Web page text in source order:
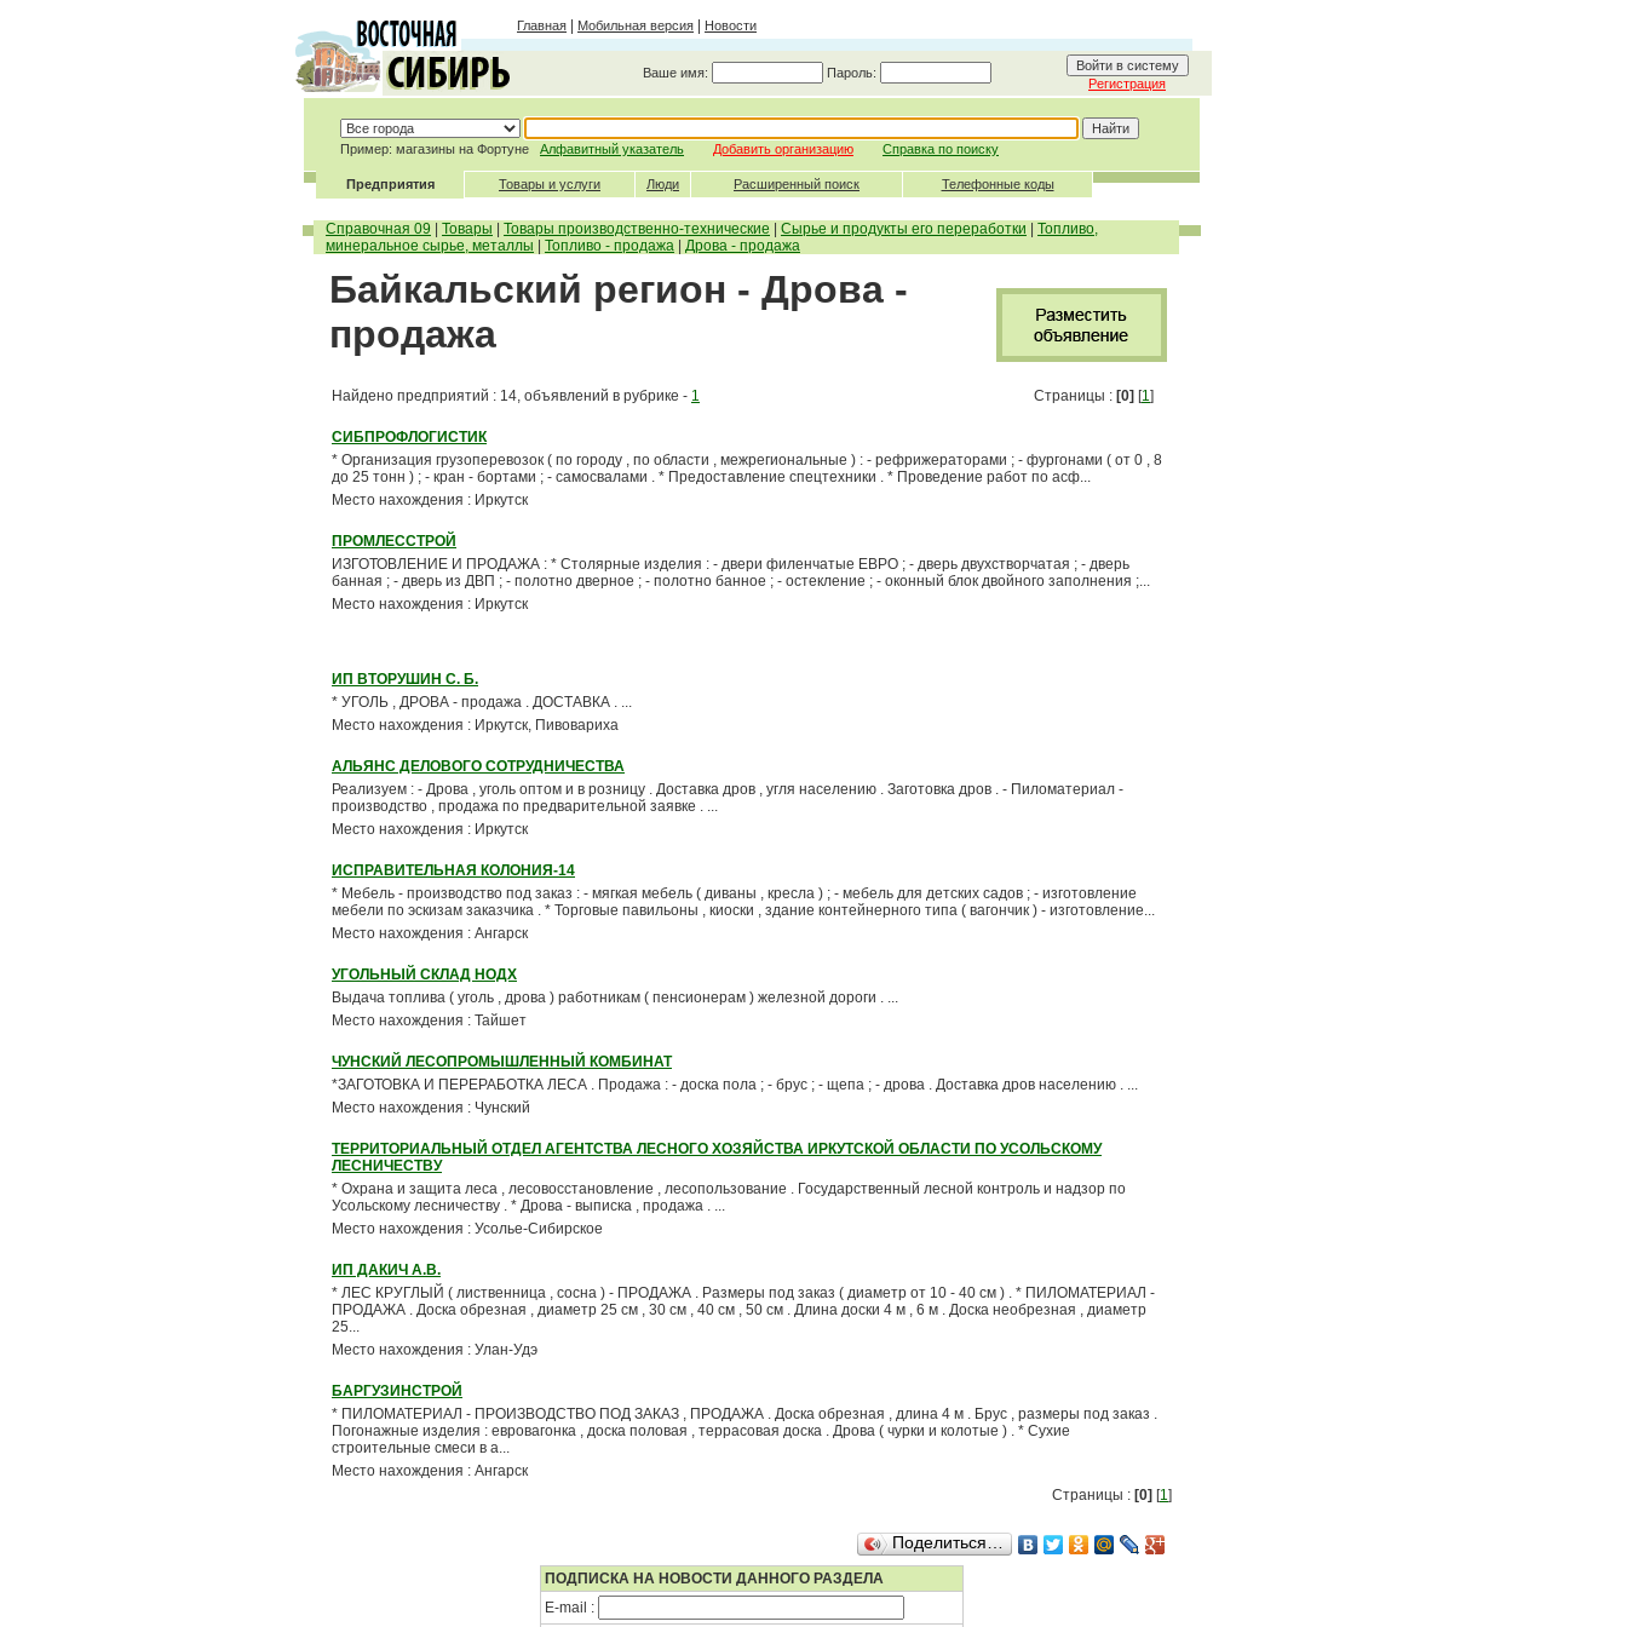
Главная Мобильная версия Новости
Ваше имя: Пароль:
Регистрация
Пример: магазины на Фортуне Алфавитный указатель Добавить организацию Справка по поиску
Предприятия Товары и услуги Люди Расширенный поиск Телефонные коды
Справочная 09 Товары Товары производственно-технические Сырье и продукты его переработки
Топливо,
минеральное сырье, металлы
Топливо - продажа Дрова - продажа
Байкальский регион - Дрова -
продажа
Найдено предприятий : 14, объявлений в рубрике - 1 Страницы : [0] [1]
СИБПРОФЛОГИСТИК
* Организация грузоперевозок ( по городу , по области , межрегиональные ) : - рефрижераторами ; - фургонами ( от 0 , 8
до 25 тонн ) ; - кран - бортами ; - самосвалами . * Предоставление спецтехники . * Проведение работ по асф...
Место нахождения : Иркутск
ПРОМЛЕССТРОЙ
ИЗГОТОВЛЕНИЕ И ПРОДАЖА : * Столярные изделия : - двери филенчатые ЕВРО ; - дверь двухстворчатая ; - дверь
банная ; - дверь из ДВП ; - полотно дверное ; - полотно банное ; - остекление ; - оконный блок двойного заполнения ;...
Место нахождения : Иркутск
ИП ВТОРУШИН С. Б.
* УГОЛЬ , ДРОВА - продажа . ДОСТАВКА . ...
Место нахождения : Иркутск, Пивовариха
АЛЬЯНС ДЕЛОВОГО СОТРУДНИЧЕСТВА
Реализуем : - Дрова , уголь оптом и в розницу . Доставка дров , угля населению . Заготовка дров . - Пиломатериал -
производство , продажа по предварительной заявке . ...
Место нахождения : Иркутск
ИСПРАВИТЕЛЬНАЯ КОЛОНИЯ-14
* Мебель - производство под заказ : - мягкая мебель ( диваны , кресла ) ; - мебель для детских садов ; - изготовление
мебели по эскизам заказчика . * Торговые павильоны , киоски , здание контейнерного типа ( вагончик ) - изготовление...
Место нахождения : Ангарск
УГОЛЬНЫЙ СКЛАД НОДХ
Выдача топлива ( уголь , дрова ) работникам ( пенсионерам ) железной дороги . ...
Место нахождения : Тайшет
ЧУНСКИЙ ЛЕСОПРОМЫШЛЕННЫЙ КОМБИНАТ
*ЗАГОТОВКА И ПЕРЕРАБОТКА ЛЕСА . Продажа : - доска пола ; - брус ; - щепа ; - дрова . Доставка дров населению . ...
Место нахождения : Чунский
ТЕРРИТОРИАЛЬНЫЙ ОТДЕЛ АГЕНТСТВА ЛЕСНОГО ХОЗЯЙСТВА ИРКУТСКОЙ ОБЛАСТИ ПО УСОЛЬСКОМУ
ЛЕСНИЧЕСТВУ
* Охрана и защита леса , лесовосстановление , лесопользование . Государственный лесной контроль и надзор по
Усольскому лесничеству . * Дрова - выписка , продажа . ...
Место нахождения : Усолье-Сибирское
ИП ДАКИЧ А.В.
* ЛЕС КРУГЛЫЙ ( лиственница , сосна ) - ПРОДАЖА . Размеры под заказ ( диаметр от 10 - 40 см ) . * ПИЛОМАТЕРИАЛ -
ПРОДАЖА . Доска обрезная , диаметр 25 см , 30 см , 40 см , 50 см . Длина доски 4 м , 6 м . Доска необрезная , диаметр
25...
Место нахождения : Улан-Удэ
БАРГУЗИНСТРОЙ
* ПИЛОМАТЕРИАЛ - ПРОИЗВОДСТВО ПОД ЗАКАЗ , ПРОДАЖА . Доска обрезная , длина 4 м . Брус , размеры под заказ .
Погонажные изделия : евровагонка , доска половая , террасовая доска . Дрова ( чурки и колотые ) . * Сухие
строительные смеси в а...
Место нахождения : Ангарск
Страницы : [0] [1]
Поделиться…
ПОДПИСКА НА НОВОСТИ ДАННОГО РАЗДЕЛА
E-mail :